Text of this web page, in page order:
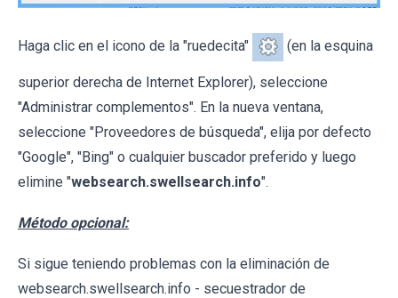
Haga clic en el icono de la "ruedecita" (en la esquina
superior derecha de Internet Explorer), seleccione
"Administrar complementos". En la nueva ventana,
seleccione "Proveedores de búsqueda", elija por defecto
"Google", "Bing" o cualquier buscador preferido y luego
elimine "websearch.swellsearch.info".
Método opcional:
Si sigue teniendo problemas con la eliminación de
websearch.swellsearch.info - secuestrador de